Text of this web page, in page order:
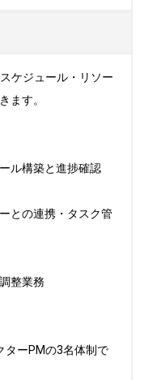
ケジュール・リソー
ます。
ル構築と進捗確認
との連携・タスク管
整業務
ターPMの3名体制で